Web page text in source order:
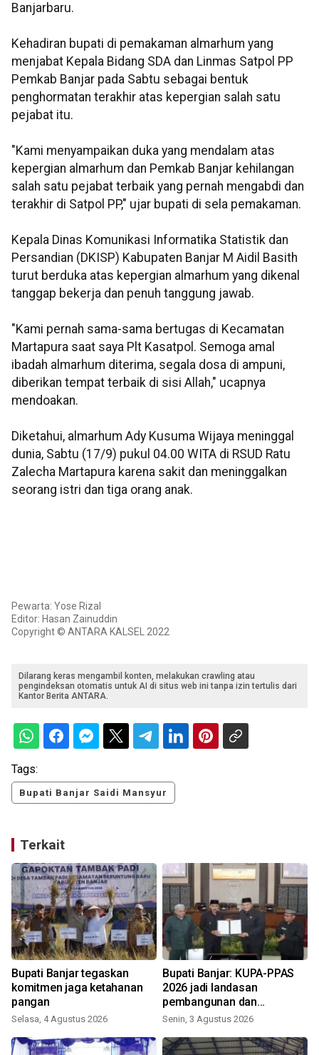
Banjarbaru.
Kehadiran bupati di pemakaman almarhum yang
menjabat Kepala Bidang SDA dan Linmas Satpol PP
Pemkab Banjar pada Sabtu sebagai bentuk
penghormatan terakhir atas kepergian salah satu
pejabat itu.
"Kami menyampaikan duka yang mendalam atas
kepergian almarhum dan Pemkab Banjar kehilangan
salah satu pejabat terbaik yang pernah mengabdi dan
terakhir di Satpol PP," ujar bupati di sela pemakaman.
Kepala Dinas Komunikasi Informatika Statistik dan
Persandian (DKISP) Kabupaten Banjar M Aidil Basith
turut berduka atas kepergian almarhum yang dikenal
tanggap bekerja dan penuh tanggung jawab.
"Kami pernah sama-sama bertugas di Kecamatan
Martapura saat saya Plt Kasatpol. Semoga amal
ibadah almarhum diterima, segala dosa di ampuni,
diberikan tempat terbaik di sisi Allah," ucapnya
mendoakan.
Diketahui, almarhum Ady Kusuma Wijaya meninggal
dunia, Sabtu (17/9) pukul 04.00 WITA di RSUD Ratu
Zalecha Martapura karena sakit dan meninggalkan
seorang istri dan tiga orang anak.
Pewarta: Yose Rizal
Editor: Hasan Zainuddin
Copyright © ANTARA KALSEL 2022
Dilarang keras mengambil konten, melakukan crawling atau
pengindeksan otomatis untuk AI di situs web ini tanpa izin tertulis dari
Kantor Berita ANTARA.
Tags:
Bupati Banjar Saidi Mansyur
Terkait
Bupati Banjar tegaskan
komitmen jaga ketahanan
pangan
Selasa, 4 Agustus 2026
Bupati Banjar: KUPA-PPAS
2026 jadi landasan
pembangunan dan
penguatan efisiensi
Senin, 3 Agustus 2026